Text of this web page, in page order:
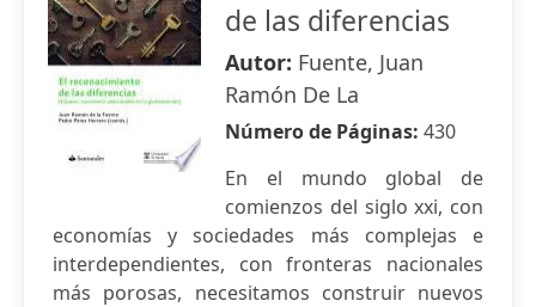
de las diferencias
Autor: Fuente, Juan
Ramón De La
Número de Páginas: 430
En el mundo global de
comienzos del siglo xxi, con
economías y sociedades más complejas e
interdependientes, con fronteras nacionales
más porosas, necesitamos construir nuevos